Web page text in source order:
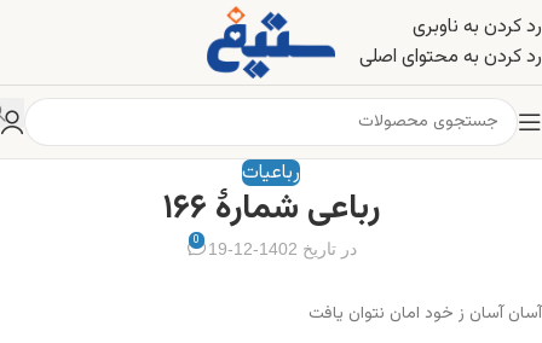
رد کردن به ناوبری
رد کردن به محتوای اصلی
رباعیات
رباعی شمارهٔ ۱۶۶
در تاریخ 1402-12-19 0
آسان آسان ز خود امان نتوان یافت